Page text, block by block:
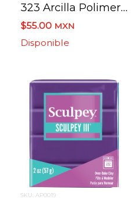
323 Arcilla Polimerica Sculpey Iii S302 Esmeralda 57 G.
$55.00 MXN
Disponible
SKU: AP0019